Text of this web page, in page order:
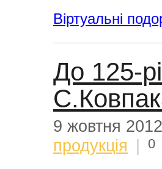
Віртуальні
До 125-
9 жовтня 2012
продукція
0